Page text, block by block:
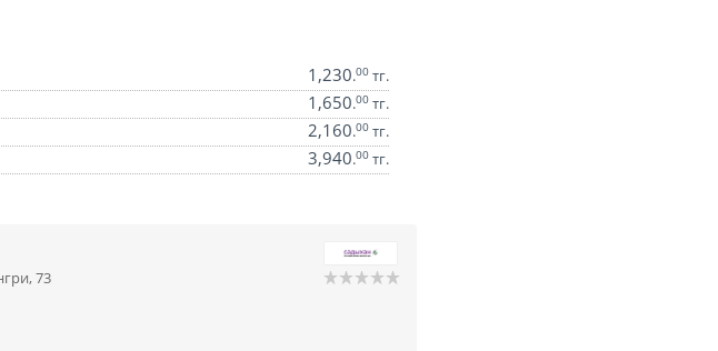
1,230.00тг.
1,650.00тг.
2,160.00тг.
3,940.00тг.
73